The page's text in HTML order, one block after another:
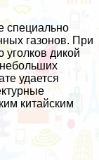
специально
газонов. При
уголков дикой
удается
китайским